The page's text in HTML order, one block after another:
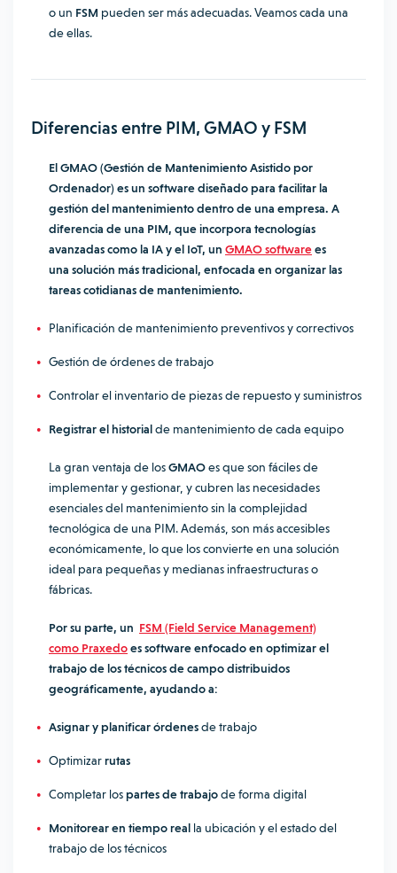
o un FSM pueden ser más adecuadas. Veamos cada una
de ellas.
Diferencias entre PIM, GMAO y FSM
El GMAO (Gestión de Mantenimiento Asistido por
Ordenador) es un software diseñado para facilitar la
gestión del mantenimiento dentro de una empresa. A
diferencia de una PIM, que incorpora tecnologías
avanzadas como la IA y el IoT, un GMAO softwarees
una solución más tradicional, enfocada en organizar las
tareas cotidianas de mantenimiento.
Planificación de mantenimiento preventivos y correctivos
Gestión de órdenes de trabajo
Controlar el inventario de piezas de repuesto y suministros
Registrar el historialde mantenimiento de cada equipo
La gran ventaja de losGMAOes que son fáciles de
implementar y gestionar, y cubren las necesidades
esenciales del mantenimiento sin la complejidad
tecnológica de una PIM. Además, son más accesibles
económicamente, lo que los convierte en una solución
ideal para pequeñas y medianas infraestructuras o
fábricas.
Por su parte, un FSM (Field Service Management)
como Praxedoes software enfocado en optimizar el
trabajo de los técnicos de campo distribuidos
geográficamente, ayudando a:
Asignar y planificar órdenesde trabajo
Optimizarrutas
Completar lospartes de trabajode forma digital
Monitorear en tiempo real la ubicación y el estado del
trabajo de los técnicos